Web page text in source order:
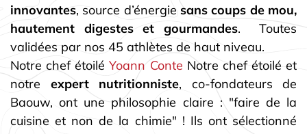
innovantes, source d’énergie sans coups de mou,
hautement digestes et gourmandes. Toutes
validées par nos 45 athlètes de haut niveau.
Notre chef étoiléYoann Conte Notre chef étoilé et
notre expert nutritionniste, co-fondateurs de
Baouw, ont une philosophie claire : "faire de la
cuisine et non de la chimie" ! Ils ont sélectionné